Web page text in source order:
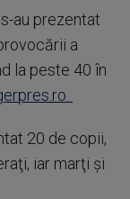
au prezentat
a
la peste 40 în
20 de copii,
iar marţi şi